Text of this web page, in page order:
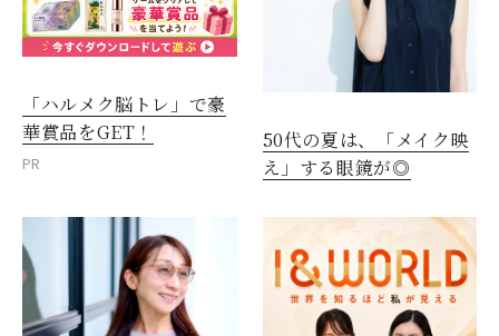
「ハルメク脳トレ」で豪
華賞品をGET！
PR
50代の夏は、「メイク映
え」する眼鏡が◎